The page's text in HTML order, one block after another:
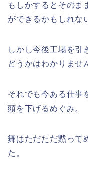
もしかするとそのま
ができるかもしれな
しかし今後工場を引
どうかはわかりませ
それでも今ある仕事
頭を下げるめぐみ。
舞はただただ黙って
た。